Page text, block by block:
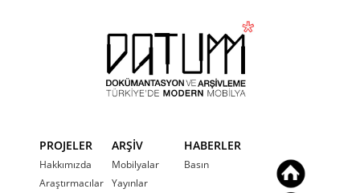
PROJELER
Hakkımızda
Araştırmacılar
ARŞİV
Mobilyalar
Yayınlar
HABERLER
Basın